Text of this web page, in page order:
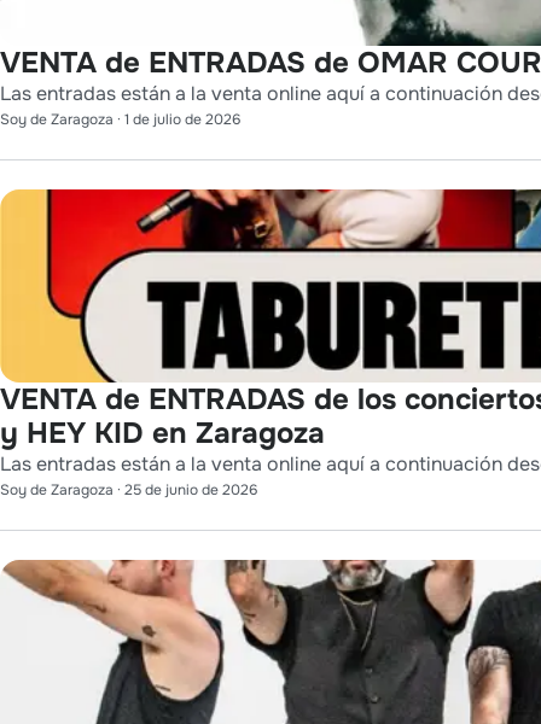
VENTA de ENTRADAS de OMAR
Las entradas están a la venta online aquí a continuación
Soy de Zaragoza · 1 de julio de 2026
VENTA de ENTRADAS de los
y HEY KID en Zaragoza
Las entradas están a la venta online aquí a continuación
Soy de Zaragoza · 25 de junio de 2026